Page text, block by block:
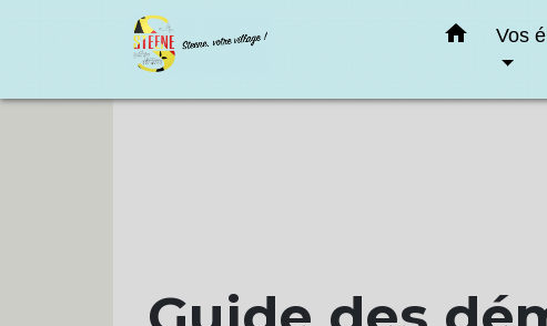
home Vos